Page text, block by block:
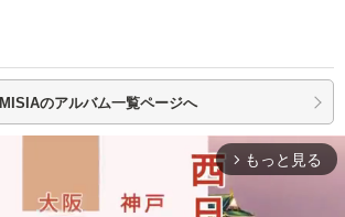
MISIAのアルバム一覧ページへ
arrow_forward_ios もっと見る